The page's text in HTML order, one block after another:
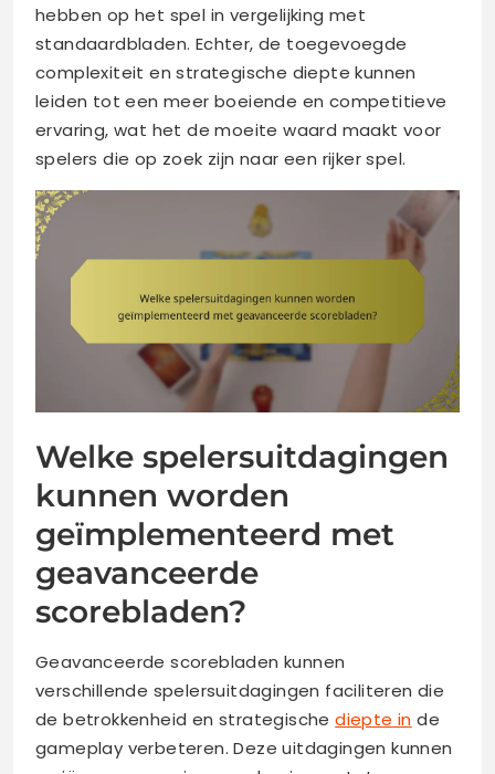
hebben op het spel in vergelijking met
standaardbladen. Echter, de toegevoegde
complexiteit en strategische diepte kunnen
leiden tot een meer boeiende en competitieve
ervaring, wat het de moeite waard maakt voor
spelers die op zoek zijn naar een rijker spel.
Welke spelersuitdagingen
kunnen worden
geïmplementeerd met
geavanceerde
scorebladen?
Geavanceerde scorebladen kunnen
verschillende spelersuitdagingen faciliteren die
de betrokkenheid en strategischediepte in de
gameplay verbeteren. Deze uitdagingen kunnen